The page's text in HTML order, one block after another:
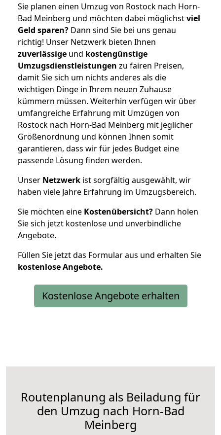
Sie planen einen Umzug von Rostock nach Horn-
Bad Meinberg und möchten dabei möglichstviel
Geld sparen? Dann sind Sie bei uns genau
richtig! Unser Netzwerk bieten Ihnen
zuverlässige und kostengünstige
Umzugsdienstleistungen zu fairen Preisen,
damit Sie sich um nichts anderes als die
wichtigen Dinge in Ihrem neuen Zuhause
kümmern müssen. Weiterhin verfügen wir über
umfangreiche Erfahrung mit Umzügen von
Rostock nach Horn-Bad Meinberg mit jeglicher
Größenordnung und können Ihnen somit
garantieren, dass wir für jedes Budget eine
passende Lösung finden werden.
Unser Netzwerk ist sorgfältig ausgewählt, wir
haben viele Jahre Erfahrung im Umzugsbereich.
Sie möchten eine Kostenübersicht? Dann holen
Sie sich jetzt kostenlose und unverbindliche
Angebote.
Füllen Sie jetzt das Formular aus und erhalten Sie
kostenloseAngebote.
Kostenlose Angebote erhalten
Routenplanung als Beiladung für
den Umzug nach Horn-Bad
Meinberg